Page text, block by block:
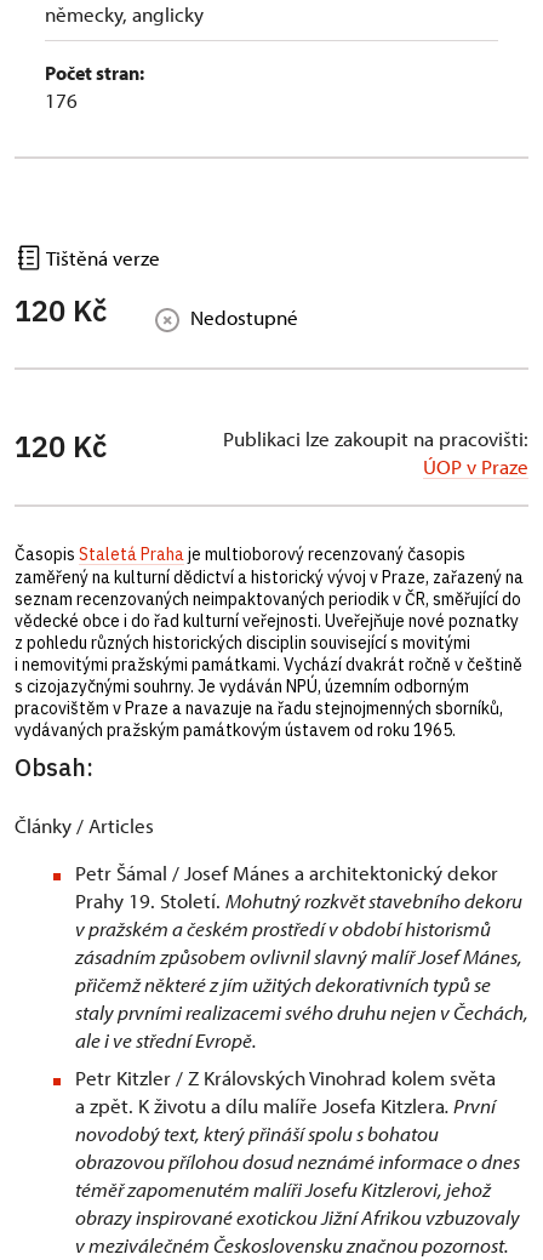
německy, anglicky
Počet stran:
176
Tištěná verze
120 Kč Nedostupné
120 Kč
Publikaci lze zakoupit na pracovišti:
ÚOP v Praze
Časopis Staletá Prahaje multioborový recenzovaný časopis
zaměřený na kulturní dědictví a historický vývoj v Praze, zařazený na
seznam recenzovaných neimpaktovaných periodik v ČR, směřující do
vědecké obce i do řad kulturní veřejnosti. Uveřejňuje nové poznatky
z pohledu různých historických disciplin související s movitými
i nemovitými pražskými památkami. Vychází dvakrát ročně v češtině
s cizojazyčnými souhrny. Je vydáván NPÚ, územním odborným
pracovištěm v Praze a navazuje na řadu stejnojmenných sborníků,
vydávaných pražským památkovým ústavem od roku 1965.
Obsah:
Články / Articles
Petr Šámal / Josef Mánes a architektonický dekor
Prahy 19. Století. Mohutný rozkvět stavebního dekoru
v pražském a českém prostředí v období historismů
zásadním způsobem ovlivnil slavný malíř Josef Mánes,
přičemž některé z jím užitých dekorativních typů se
staly prvními realizacemi svého druhu nejen v Čechách,
ale i ve střední Evropě.
Petr Kitzler / Z Královských Vinohrad kolem světa
a zpět. K životu a dílu malíře Josefa Kitzlera. První
novodobý text, který přináší spolu s bohatou
obrazovou přílohou dosud neznámé informace o dnes
téměř zapomenutém malíři Josefu Kitzlerovi, jehož
obrazy inspirované exotickou Jižní Afrikou vzbuzovaly
v meziválečném Československu značnou pozornost.